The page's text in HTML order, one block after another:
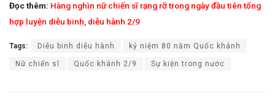
Đọc thêm: Hàng nghìn nữ chiến sĩ rạng rỡ trong ngày đầu tiên tổng
hợp luyện diễu binh, diễu hành 2/9
Tags: Diễu binh diễu hành kỷ niệm 80 năm Quốc khánh
Nữ chiến sĩ Quốc khánh 2/9 Sự kiện trong nước